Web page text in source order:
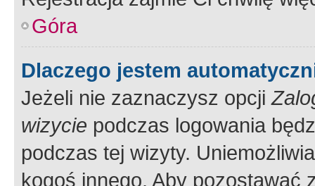
Góra
Dlaczego jestem
Jeżeli nie zaznaczysz opcji
wizycie podczas logowania
podczas tej wizyty.
kogoś innego. Aby pozostawać